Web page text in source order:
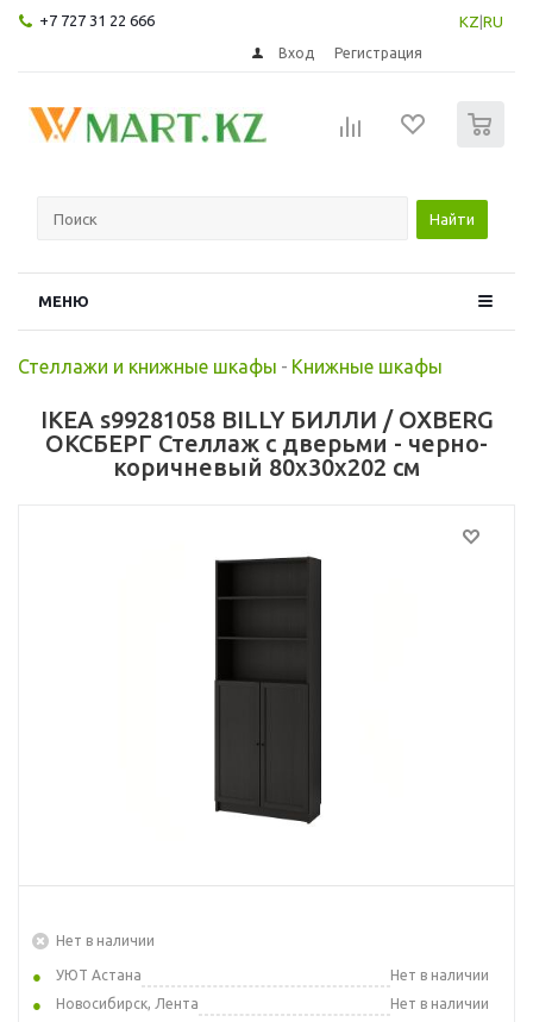
+7 727 31 22 666 KZ RU
Вход Регистрация
Найти
МЕНЮ
Стеллажи и книжные шкафы - Книжные шкафы
IKEA s99281058 BILLY БИЛЛИ / OXBERG
ОКСБЕРГ Стеллаж с дверьми - черно-
коричневый 80x30x202 см
Нет в наличии
УЮТ Астана
Нет в наличии
Новосибирск, Лента
Нет в наличии